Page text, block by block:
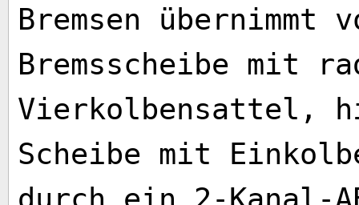
Bremsen übernimmt
Bremsscheibe mit
Vierkolbensattel,
Scheibe mit